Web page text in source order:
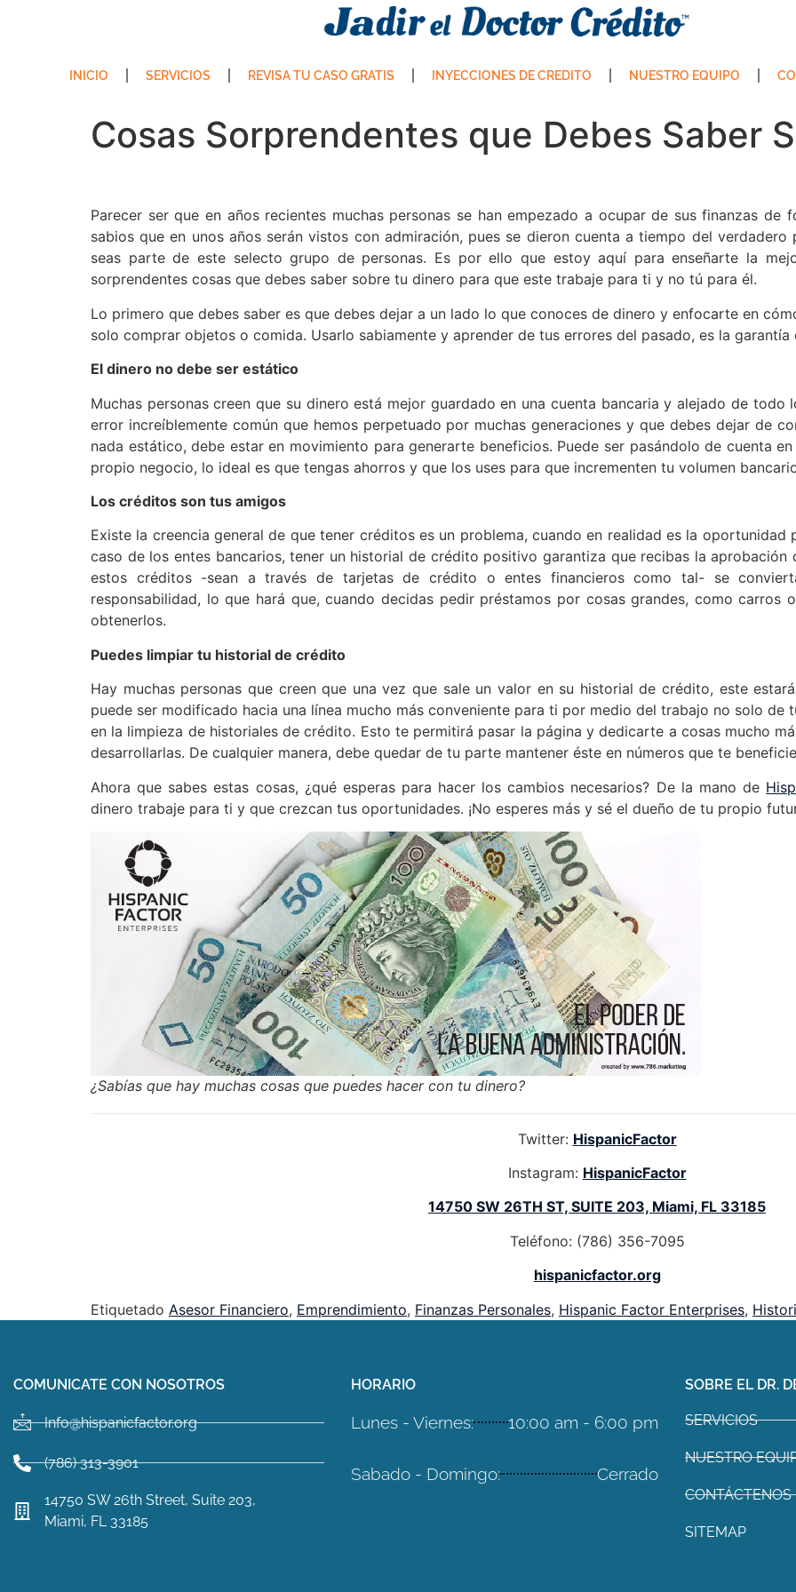
INICIO SERVICIOS REVISA TU CASO GRATIS INYECCIONES DE CREDITO NUESTRO EQUIPO
Cosas Sorprendentes que Debes Saber
Parecer ser que en años recientes muchas personas se han empezado a ocupar de sus finanzas
sabios que en unos años serán vistos con admiración, pues se dieron cuenta a tiempo del
seas parte de este selecto grupo de personas. Es por ello que estoy aquí para enseñarte la
sorprendentes cosas que debes saber sobre tu dinero para que este trabaje para ti y no tú para él.
Lo primero que debes saber es que debes dejar a un lado lo que conoces de dinero y enfocarte en
solo comprar objetos o comida. Usarlo sabiamente y aprender de tus errores del pasado, es la
El dinero no debe ser estático
Muchas personas creen que su dinero está mejor guardado en una cuenta bancaria y alejado de todo
error increíblemente común que hemos perpetuado por muchas generaciones y que debes dejar de
nada estático, debe estar en movimiento para generarte beneficios. Puede ser pasándolo de cuenta
propio negocio, lo ideal es que tengas ahorros y que los uses para que incrementen tu volumen
Los créditos son tus amigos
Existe la creencia general de que tener créditos es un problema, cuando en realidad es la
caso de los entes bancarios, tener un historial de crédito positivo garantiza que recibas la
estos créditos -sean a través de tarjetas de crédito o entes financieros como tal- se
responsabilidad, lo que hará que, cuando decidas pedir préstamos por cosas grandes, como carros
obtenerlos.
Puedes limpiar tu historial de crédito
Hay muchas personas que creen que una vez que sale un valor en su historial de crédito, este
puede ser modificado hacia una línea mucho más conveniente para ti por medio del trabajo no solo de
en la limpieza de historiales de crédito. Esto te permitirá pasar la página y dedicarte a cosas mucho
desarrollarlas. De cualquier manera, debe quedar de tu parte mantener éste en números que te
Ahora que sabes estas cosas, ¿qué esperas para hacer los cambios necesarios? De la mano de
dinero trabaje para ti y que crezcan tus oportunidades. ¡No esperes más y sé el dueño de tu propio
¿Sabías que hay muchas cosas que puedes hacer con tu dinero?
Twitter: HispanicFactor
Instagram: HispanicFactor
14750 SW 26TH ST, SUITE 203, Miami, FL 33185
Teléfono: (786) 356-7095
hispanicfactor.org
Etiquetado Asesor Financiero, Emprendimiento, Finanzas Personales, Hispanic Factor Enterprises,
COMUNICATE CON NOSOTROS
Info@hispanicfactor.org
(786) 313-3901
14750 SW 26th Street, Suite 203,
Miami, FL 33185
HORARIO
Lunes - Viernes: 10:00 am - 6:00 pm
Sabado - Domingo: Cerrado
SOBRE EL DR.
SERVICIOS
NUESTRO
CONTÁCTENOS
SITEMAP